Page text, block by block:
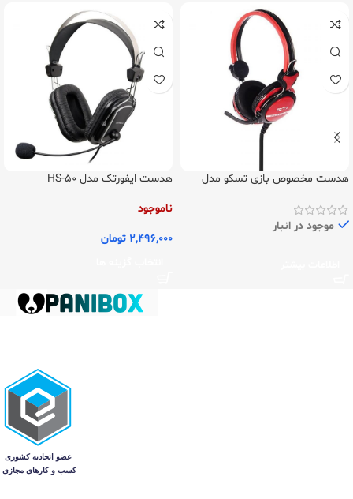
هدست مخصوص بازی تسکو مدل
موجود در انبار
هدست ایفورتک مدل HS-50
ناموجود
2,496,000 تومان